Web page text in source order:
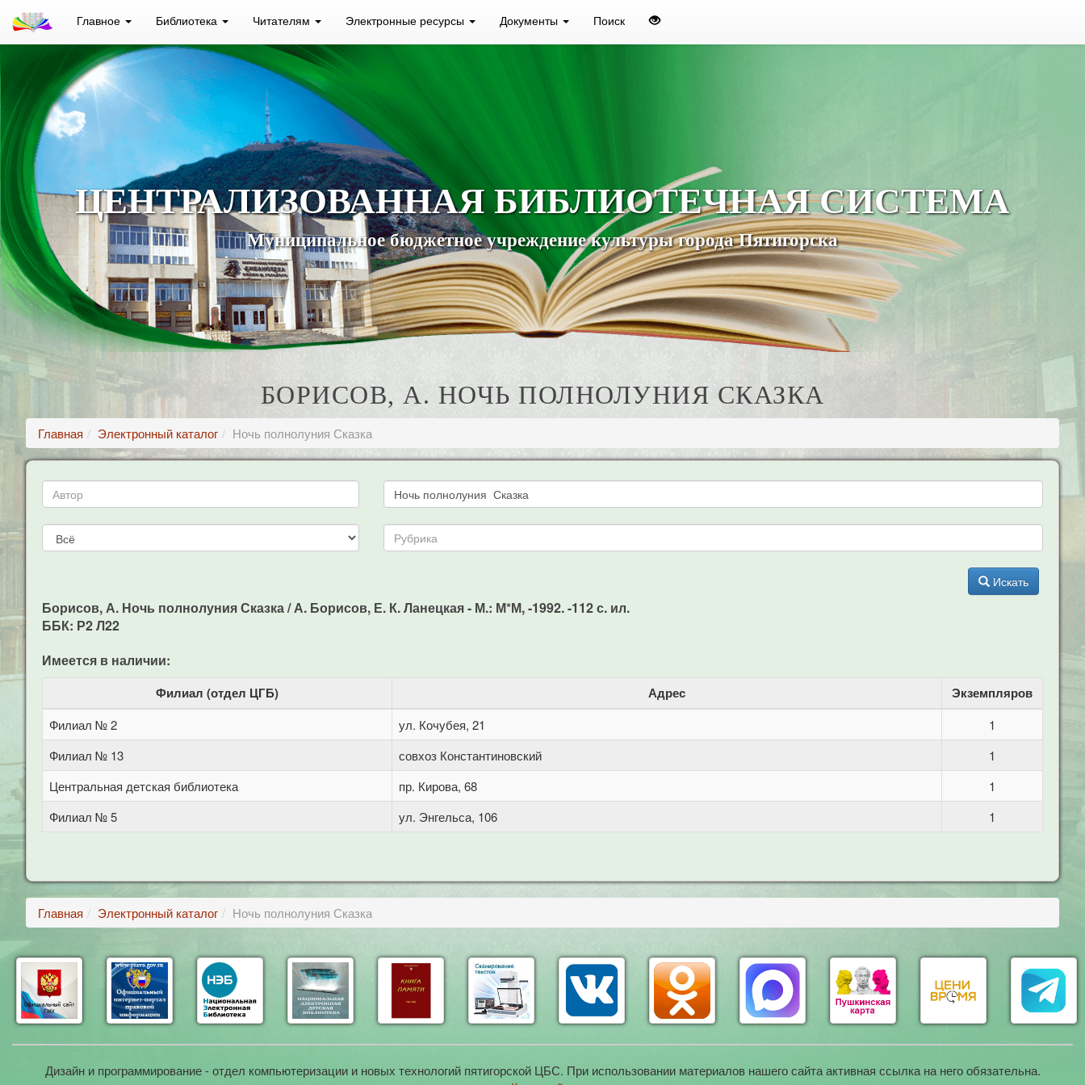
Главное Библиотека Читателям Электронные ресурсы Документы Поиск
ЦЕНТРАЛИЗОВАННАЯ БИБЛИОТЕЧНАЯ СИСТЕМА
Муниципальное бюджетное учреждение культуры города Пятигорска
БОРИСОВ, А. НОЧЬ ПОЛНОЛУНИЯ СКАЗКА
Главная Электронный каталог Ночь полнолуния Сказка
Искать
Борисов, А. Ночь полнолуния Сказка / А. Борисов, Е. К. Ланецкая - М.: М*М, -1992. -112 с. ил.
ББК: Р2 Л22
Имеется в наличии:
Филиал (отдел ЦГБ) Адрес Экземпляров
Филиал № 2 ул. Кочубея, 21
1
Филиал № 13
совхоз Константиновский
1
Центральная детская библиотека
пр. Кирова, 68
1
Филиал № 5
ул. Энгельса, 106 1
Главная Электронный каталог Ночь полнолуния Сказка
Дизайн и программирование - отдел компьютеризации и новых технологий пятигорской ЦБС. При использовании материалов нашего сайта активная ссылка на него обязательна.